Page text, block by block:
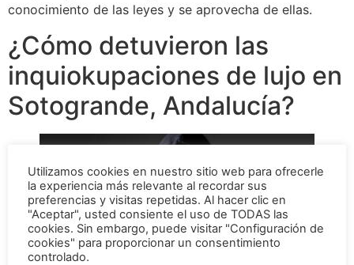
conocimiento de las leyes y se aprovecha de ellas.
¿Cómo detuvieron las
inquiokupaciones de lujo en
Sotogrande, Andalucía?
Utilizamos cookies en nuestro sitio web para ofrecerle
la experiencia más relevante al recordar sus
preferencias y visitas repetidas. Al hacer clic en
"Aceptar", usted consiente el uso de TODAS las
cookies. Sin embargo, puede visitar "Configuración de
cookies" para proporcionar un consentimiento
controlado.